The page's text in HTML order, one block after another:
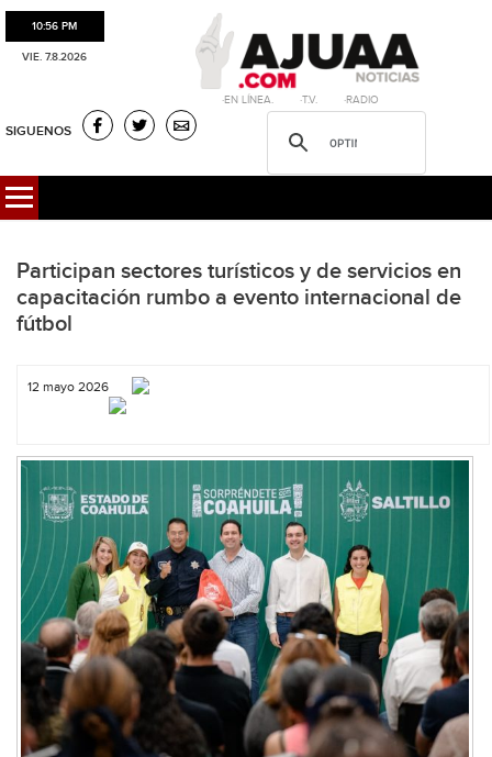
10:56 PM
VIE. 7.8.2026
·EN LÍNEA. ·T.V. ·RADIO
SIGUENOS
Participan sectores turísticos y de servicios en
capacitación rumbo a evento internacional de
fútbol
12 mayo 2026